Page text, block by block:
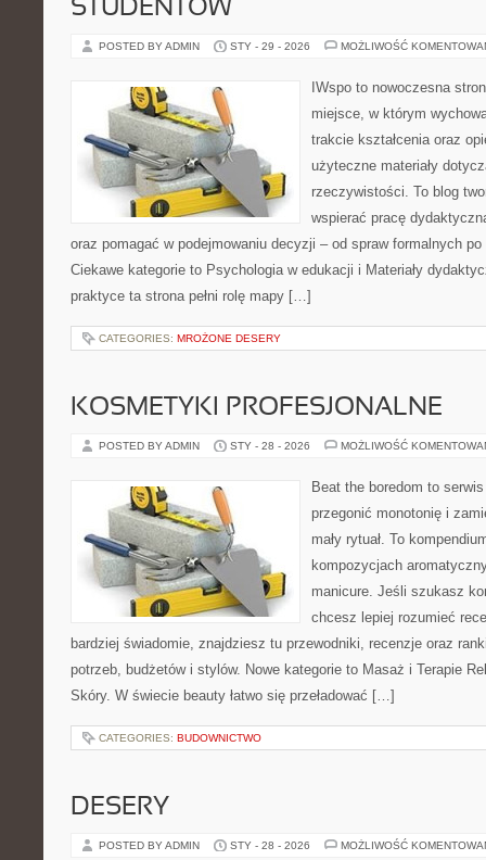
STUDENTÓW
POSTED BY ADMIN STY - 29 - 2026 MOŻLIWOŚĆ
IWspo to nowoczesna
miejsce, w którym
trakcie kształcenia oraz
użyteczne materiały
rzeczywistości. To blog
wspierać pracę
oraz pomagać w podejmowaniu decyzji – od spraw formalnych
Ciekawe kategorie to Psychologia w edukacji i Materiały
praktyce ta strona pełni rolę mapy […]
CATEGORIES: MROŻONE DESERY
KOSMETYKI PROFESJONALNE
POSTED BY ADMIN STY - 28 - 2026 MOŻLIWOŚĆ
Beat the boredom to
przegonić monotonię i
mały rytuał. To
kompozycjach
manicure. Jeśli szukasz
chcesz lepiej rozumieć
bardziej świadomie, znajdziesz tu przewodniki, recenzje oraz
potrzeb, budżetów i stylów. Nowe kategorie to Masaż i Terapie
Skóry. W świecie beauty łatwo się przeładować […]
CATEGORIES: BUDOWNICTWO
DESERY
POSTED BY ADMIN STY - 28 - 2026 MOŻLIWOŚĆ